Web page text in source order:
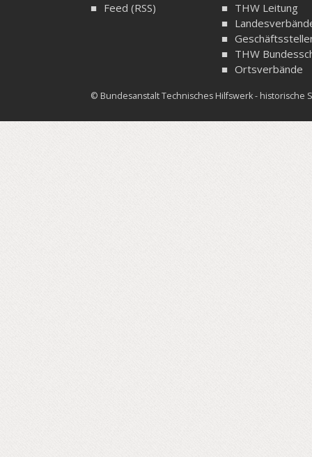
Feed (RSS)
THW Leitung
THW
Ortsverbände
© Bundesanstalt Technisches Hilfswerk - historische